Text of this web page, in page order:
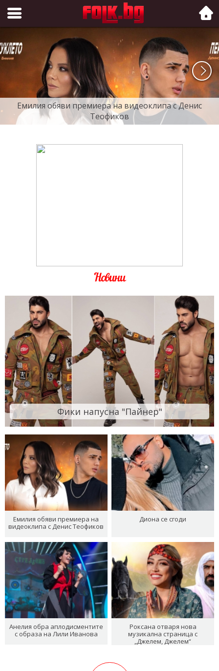
Folk.bg
Емилия обяви премиера на видеоклипа с Денис
Теофиков
Новини
Фики напусна "Пайнер"
Емилия обяви премиера на
видеоклипа с Денис Теофиков
Диона се сгоди
Анелия обра аплодисментите
с образа на Лили Иванова
Роксана отваря нова
музикална страница с
„Джелем, Джелем“